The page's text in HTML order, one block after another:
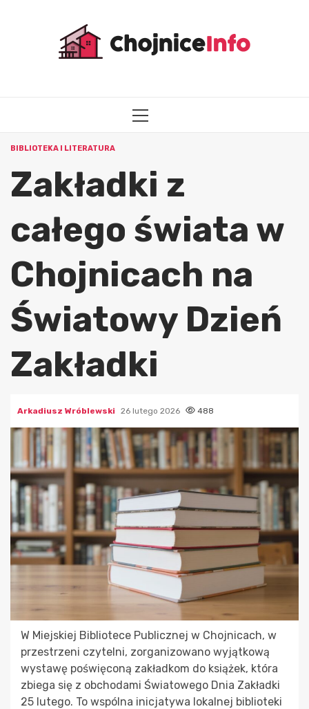
MENU
BIBLIOTEKA I LITERATURA
Zakładki z
całego świata w
Chojnicach na
Światowy Dzień
Zakładki
Arkadiusz Wróblewski 26 lutego 2026 488
W Miejskiej Bibliotece Publicznej w Chojnicach, w
przestrzeni czytelni, zorganizowano wyjątkową
wystawę poświęconą zakładkom do książek, która
zbiega się z obchodami Światowego Dnia Zakładki
25 lutego. To wspólna inicjatywa lokalnej biblioteki